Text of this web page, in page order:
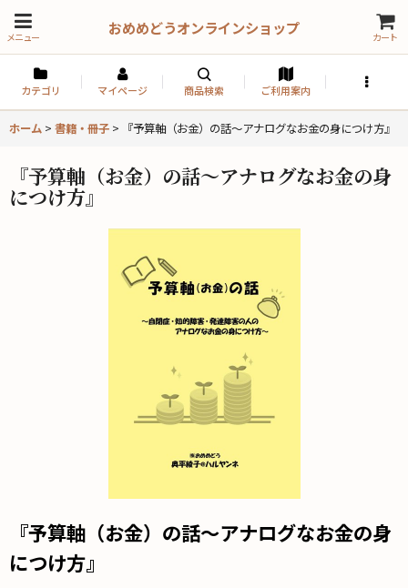
メニュー おめめどうオンラインショップ カート
カテゴリ マイページ 商品検索 ご利用案内
ホーム > 書籍・冊子 > 『予算軸（お金）の話〜アナログなお金の身につけ方』
『予算軸（お金）の話〜アナログなお金の身
につけ方』
『予算軸（お金）の話〜アナログなお金の身
につけ方』